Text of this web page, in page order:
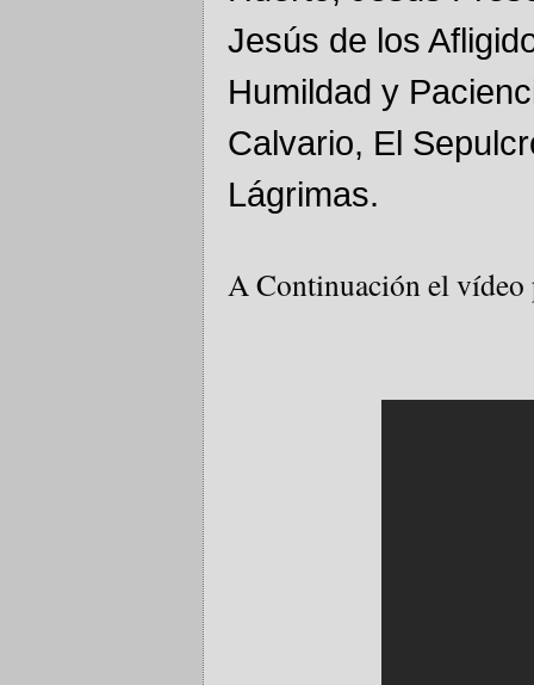
Jesús de los
Humildad y
Calvario, El
Lágrimas.
A Continuación el